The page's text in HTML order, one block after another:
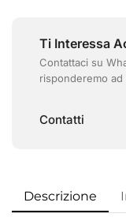
Ti Interessa
Contattaci su
risponderemo
Contatti
Descrizione